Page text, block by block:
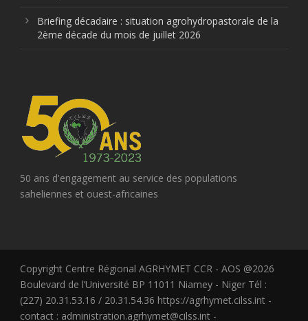
Briefing décadaire : situation agrohydropastorale de la
2ème décade du mois de juillet 2026
50 ans d'engagement au service des populations
saheliennes et ouest-africaines
Copyright Centre Régional AGRHYMET CCR - AOS @2026
Boulevard de l’Université BP 11011 Niamey - Niger Tél :
(227) 20.31.53.16 / 20.31.54.36 https://agrhymet.cilss.int -
contact : administration.agrhymet@cilss.int -